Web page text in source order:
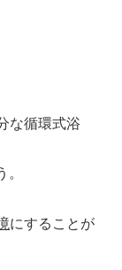
な循環式浴
にすることが